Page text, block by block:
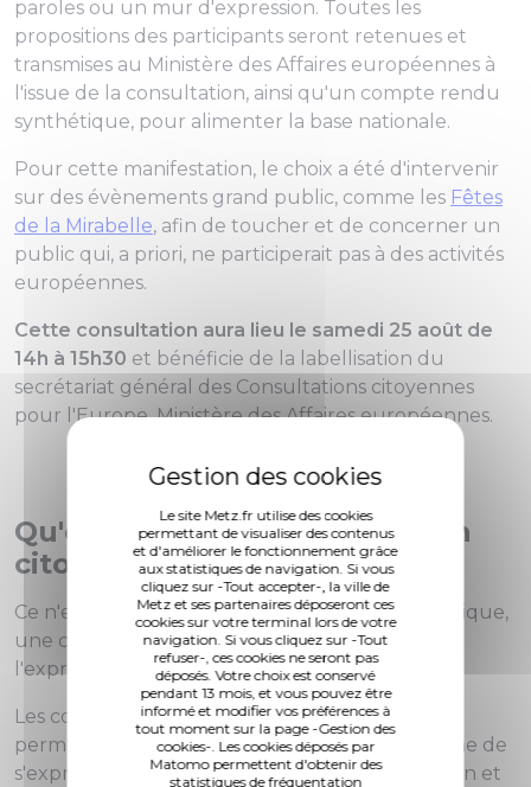
Le site Metz.fr utilise des cookies
permettant de visualiser des contenus
et d'améliorer le fonctionnement grâce
aux statistiques de navigation. Si vous
cliquez sur -Tout accepter-, la ville de
Metz et ses partenaires déposeront ces
cookies sur votre terminal lors de votre
navigation. Si vous cliquez sur -Tout
refuser-, ces cookies ne seront pas
déposés. Votre choix est conservé
pendant 13 mois, et vous pouvez être
informé et modifier vos préférences à
tout moment sur la page -Gestion des
cookies-. Les cookies déposés par
Matomo permettent d'obtenir des
statistiques de fréquentation
paroles ou un mur d'expression. Toutes les
propositions des participants seront retenues et
transmises au Ministère des Affaires européennes à
l'issue de la consultation, ainsi qu'un compte rendu
synthétique, pour alimenter la base nationale.
Pour cette manifestation, le choix a été d'intervenir
sur des évènements grand public, comme les Fêtes
de la Mirabelle, afin de toucher et de concerner un
public qui, a priori, ne participerait pas à des activités
européennes.
Cette consultation aura lieu le samedi 25 août de
14h à 15h30 et bénéficie de la labellisation du
secrétariat général des Consultations citoyennes
pour l'Europe, Ministère des Affaires européennes.
Qu'est-ce qu'une consultation
citoyenne ?
Ce n'est ni une conférence, ni une tribune politique,
une consultation citoyenne donne la priorité à
l'expression directe des participants.
Les consultations citoyennes pour l'Europe
permettent aux citoyens de l'Union européenne de
s'exprimer sur l'avenir de l'Europe, sur leur vision et